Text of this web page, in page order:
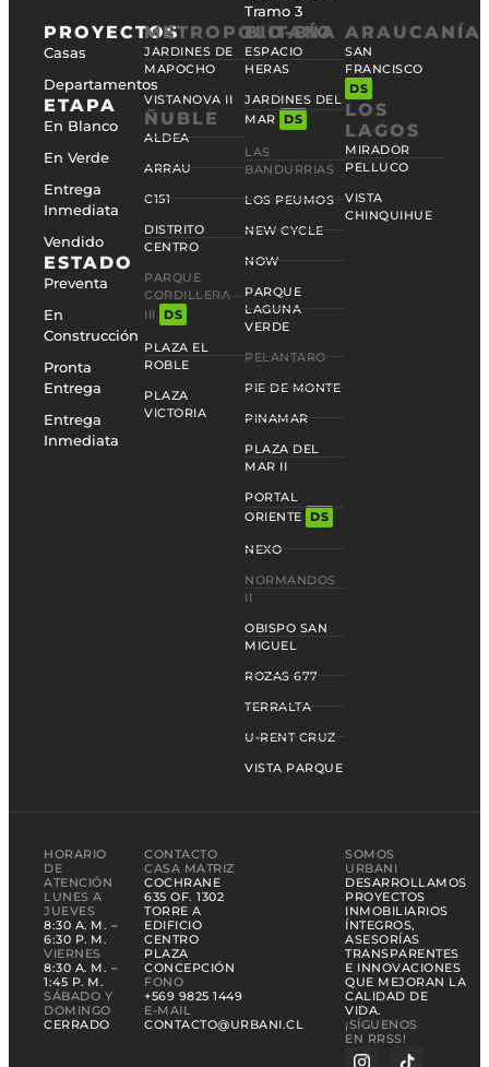
Tramo 3
PROYECTOS
Casas
Departamentos
ETAPA
En Blanco
En Verde
Entrega
Inmediata
Vendido
ESTADO
Preventa
En
Construcción
Pronta
Entrega
Entrega
Inmediata
METROPOLITANA
JARDINES DE
MAPOCHO
VISTANOVA II
ÑUBLE
ALDEA
ARRAU
C151
DISTRITO
CENTRO
PARQUE
CORDILLERA
III
DS
PLAZA EL
ROBLE
PLAZA
VICTORIA
BIO-BÍO
ESPACIO
HERAS
JARDINES DEL
MAR
DS
LAS
BANDURRIAS
LOS PEUMOS
NEW CYCLE
NOW
PARQUE
LAGUNA
VERDE
PELANTARO
PIE DE MONTE
PINAMAR
PLAZA DEL
MAR II
PORTAL
ORIENTE
DS
NEXO
NORMANDOS
II
OBISPO SAN
MIGUEL
ROZAS 677
TERRALTA
U-RENT CRUZ
VISTA PARQUE
ARAUCANÍA
SAN
FRANCISCO
DS
LOS
LAGOS
MIRADOR
PELLUCO
VISTA
CHINQUIHUE
HORARIO
DE
ATENCIÓN
LUNES A
JUEVES
8:30 A. M. –
6:30 P. M.
VIERNES
8:30 A. M. –
1:45 P. M.
SÁBADO Y
DOMINGO
CERRADO
CONTACTO
CASA MATRIZ
COCHRANE
635 OF. 1302
TORRE A
EDIFICIO
CENTRO
PLAZA
CONCEPCIÓN
FONO
+569 9825 1449
E-MAIL
CONTACTO@URBANI.CL
SOMOS
URBANI
DESARROLLAMOS
PROYECTOS
INMOBILIARIOS
ÍNTEGROS,
ASESORÍAS
TRANSPARENTES
E INNOVACIONES
QUE MEJORAN LA
CALIDAD DE
VIDA.
¡SÍGUENOS
EN RRSS!